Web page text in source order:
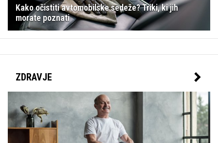
Kako očistiti avtomobilske sedeže? Triki, ki jih
morate poznati
ZDRAVJE